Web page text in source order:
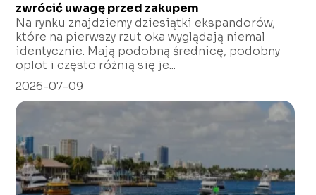
zwrócić uwagę przed zakupem
Na rynku znajdziemy dziesiątki ekspandorów,
które na pierwszy rzut oka wyglądają niemal
identycznie. Mają podobną średnicę, podobny
oplot i często różnią się je...
2026-07-09